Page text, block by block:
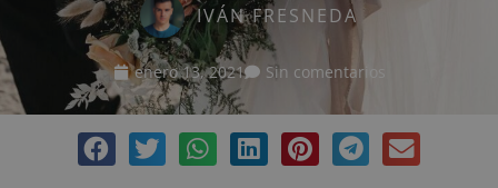
IVÁN FRESNEDA
enero 13, 2021 Sin comentarios